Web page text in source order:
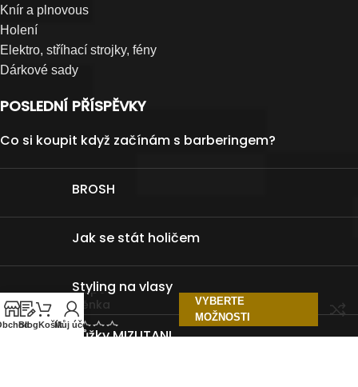
Knír a plnovous
Holení
Elektro, stříhací strojky, fény
Dárkové sady
POSLEDNÍ PŘÍSPĚVKY
Co si koupit když začínám s barberingem?
BROSH
Jak se stát holičem
Styling na vlasy
Nůžky MIZUTANI
BlogKošíkMůj účet
Neocape
pláštěnka
VYBERTE
MOŽNOSTI